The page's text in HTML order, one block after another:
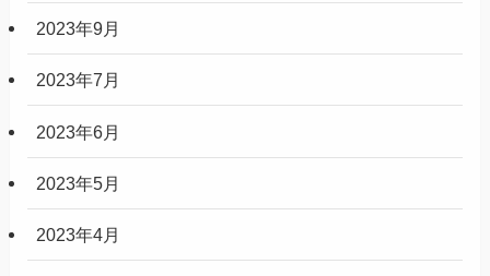
2023年9月
2023年7月
2023年6月
2023年5月
2023年4月